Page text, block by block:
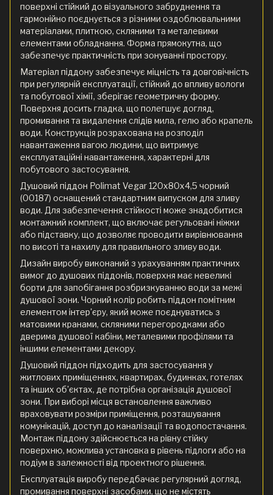
поверхні стійкий до візуального забруднення та
гармонійно поєднується з різними оздоблювальними
матеріалами, плиткою, скляними та металевими
елементами обладнання. Форма прямокутна, що
забезпечує практичність при зонуванні простору.
Матеріал піддону забезпечує міцність та довговічність
при регулярній експлуатації, стійкий до впливу вологи
та побутової хімії, зберігає геометричну форму.
Поверхня досить гладка, що полегшує догляд,
промивання та видалення слідів мила, гелю або крапель
води. Конструкція розрахована на розподіл
навантаження вагою людини, що витримує
експлуатаційні навантаження, характерні для
побутового застосування.
Душовий піддон Polimat Vegar 120x80x4,5 чорний
(00187) оснащений стандартним випуском для зливу
води. Для забезпечення стійкості може знадобитися
монтажний комплект, що включає регульовані ніжки
або підставку, що дозволяє проводити вирівнювання
по висоті та нахилу для правильного зливу води.
Дизайн виробу виконаний з урахуванням практичних
вимог до душових піддонів, поверхня має невеликі
борти для запобігання розбризкуванню води за межі
душової зони. Чорний колір робить піддон помітним
елементом інтер'єру, який може поєднуватись з
матовими кранами, скляними перегородками або
дверима душової кабіни, металевими профілями та
іншими елементами декору.
Душовий піддон підходить для застосування у
житлових приміщеннях, квартирах, будинках, готелях
та інших об'єктах, де потрібна організація душової
зони. При виборі місця встановлення важливо
враховувати розміри приміщення, розташування
комунікацій, доступ до каналізації та водопостачання.
Монтаж піддону здійснюється на рівну стійку
поверхню, можлива установка в рівень підлоги або на
подіум в залежності від проектного рішення.
Експлуатація виробу передбачає регулярний догляд,
промивання поверхні засобами, що не містять